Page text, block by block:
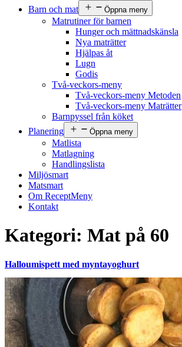
Barn och mat
Öppna meny
Matrutiner för barnen
Hunger och mättnadskänsla
Nya maträtter
Hjälpas åt
Lugn
Godis
Två-veckors-meny
Två-veckors-meny Metoden
Två-veckors-meny Maträtter
Barnpyssel från köket
Planering
Öppna meny
Matlista
Matlagning
Handlingslista
Miljösmart
Matsmart
Om ReceptMeny
Kontakt
Kategori: Mat på 60
Halloumispett med myntayoghurt